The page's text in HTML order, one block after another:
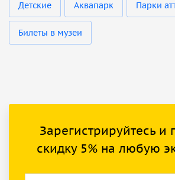
Детские Аквапарк Парки
Билеты в музеи
Зарегистрируйтесь и
скидку 5% на любую